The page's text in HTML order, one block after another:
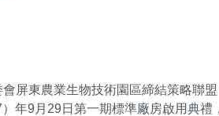
屏東農業生物技術園區締結策略聯
年9月29日第一期標準廠房啟用典